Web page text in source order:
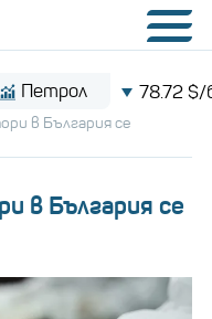
78.72 $/барел
в България се
в България се